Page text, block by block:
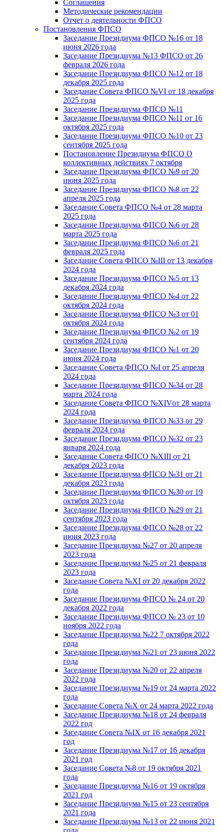
Соглашения
Методические рекомендации
Отчет о деятельности ФПСО
Постановления ФПСО
Заседание Президиума ФПСО №16 от 18
июня 2026 года
Заседание Президиума №13 ФПСО от 26
февраля 2026 года
Заседание Президиума ФПСО №12 от 18
декабря 2025 года
Заседание Совета ФПСО №VI от 18 декабря
2025 года
Заседание Президиума ФПСО №11
Заседание Президиума ФПСО №11 от 16
октября 2025 года
Заседание Президиума ФПСО №10 от 23
сентября 2025 года
Постановление Президиума ФПСО О
коллективных действиях 7 октября
Заседание Президиума ФПСО №9 от 20
июня 2025 года
Заседание Президиума ФПСО №8 от 22
апреля 2025 года
Заседание Совета ФПСО №4 от 28 марта
2025 года
Заседание Президиума ФПСО №6 от 28
марта 2025 года
Заседание Президиума ФПСО №6 от 21
февраля 2025 года
Заседание Совета ФПСО №III от 13 декабря
2024 года
Заседание Президиума ФПСО №5 от 13
декабря 2024 года
Заседание Президиума ФПСО №4 от 22
октября 2024 года
Заседание Президиума ФПСО №3 от 01
октября 2024 года
Заседание Президиума ФПСО №2 от 19
сентября 2024 года
Заседание Президиума ФПСО №1 от 20
июня 2024 года
Заседание Совета ФПСО №I от 25 апреля
2024 года
Заседание Президиума ФПСО №34 от 28
марта 2024 года
Заседание Совета ФПСО №XIVот 28 марта
2024 года
Заседание Президиума ФПСО №33 от 29
февраля 2024 года
Заседание Президиума ФПСО №32 от 23
января 2024 года
Заседание Совета ФПСО №XIII от 21
декабря 2023 года
Заседание Президиума ФПСО №31 от 21
декабря 2023 года
Заседание Президиума ФПСО №30 от 19
октября 2023 года
Заседание Президиума ФПСО №29 от 21
сентября 2023 года
Заседание Президиума ФПСО №28 от 22
июня 2023 года
Заседание Президиума №27 от 20 апреля
2023 года
Заседание Президиума №25 от 21 февраля
2023 года
Заседание Совета №XI от 20 декабря 2022
года
Заседание Президиума ФПСО № 24 от 20
декабря 2022 года
Заседание Президиума ФПСО № 23 от 10
ноября 2022 года
Заседание Президиума №22 7 октября 2022
года
Заседание Президиума №21 от 23 июня 2022
года
Заседание Президиума №20 от 22 апреля
2022 года
Заседание Президиума №19 от 24 марта 2022
года
Заседание Совета №X от 24 марта 2022 года
Заседание Президиума №18 от 24 февраля
2022 год
Заседание Совета №IX от 16 декабря 2021
год
Заседание Президиума №17 от 16 декабря
2021 год
Заседание Совета №8 от 19 октября 2021
года
Заседание Президиума №16 от 19 октября
2021 год
Заседание Президиума №15 от 23 сентября
2021 года
Заседание Президиума №13 от 22 июня 2021
года